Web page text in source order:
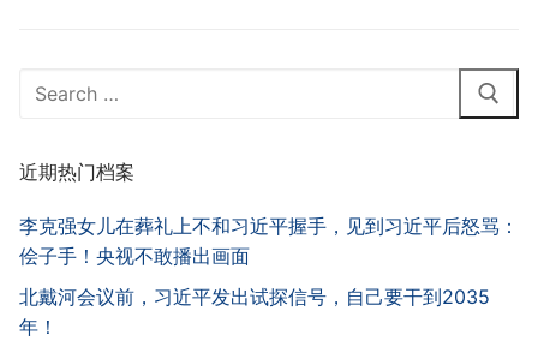
Search
近期热门档案
李克强女儿在葬礼上不和习近平握手，见到习近平后怒骂：
侩子手！央视不敢播出画面
北戴河会议前，习近平发出试探信号，自己要干到2035
年！